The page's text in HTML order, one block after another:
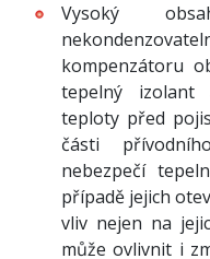
Vysoký
kompenzátoru
tepelný izolant
teploty před
části
nebezpečí
případě jejich
vliv nejen na
může ovlivnit i